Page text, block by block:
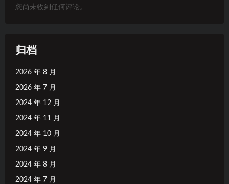
您尚未收到任何评论。
归档
2026 年 8 月
2026 年 7 月
2024 年 12 月
2024 年 11 月
2024 年 10 月
2024 年 9 月
2024 年 8 月
2024 年 7 月